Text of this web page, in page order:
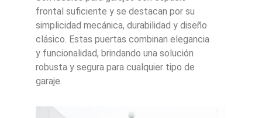
frontal suficiente y se destacan por su
simplicidad mecánica, durabilidad y diseño
clásico. Estas puertas combinan elegancia
y funcionalidad, brindando una solución
robusta y segura para cualquier tipo de
garaje.